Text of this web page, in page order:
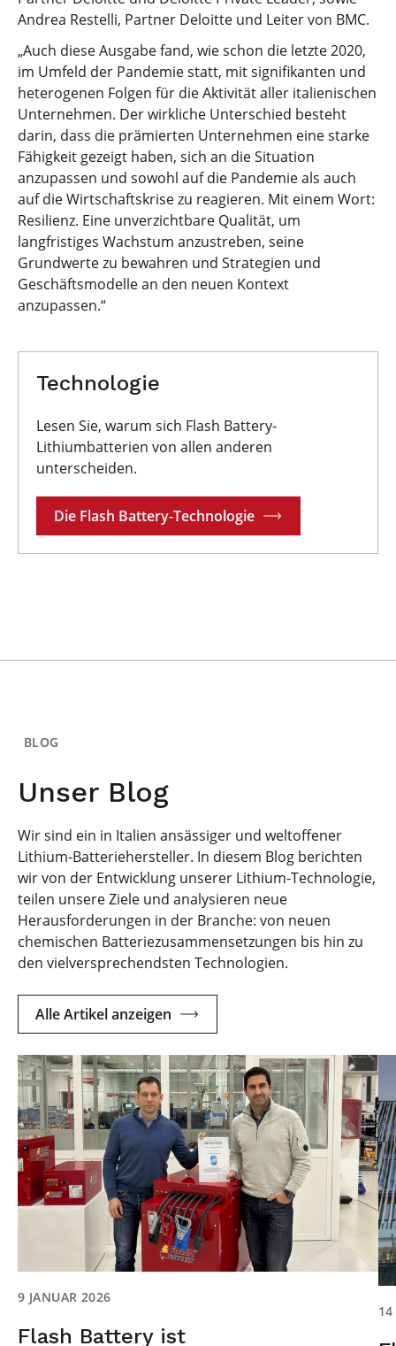
Andrea Restelli, Partner Deloitte und Leiter von BMC.
„Auch diese Ausgabe fand, wie schon die letzte 2020,
im Umfeld der Pandemie statt, mit signifikanten und
heterogenen Folgen für die Aktivität aller italienischen
Unternehmen. Der wirkliche Unterschied besteht
darin, dass die prämierten Unternehmen eine starke
Fähigkeit gezeigt haben, sich an die Situation
anzupassen und sowohl auf die Pandemie als auch
auf die Wirtschaftskrise zu reagieren. Mit einem Wort:
Resilienz. Eine unverzichtbare Qualität, um
langfristiges Wachstum anzustreben, seine
Grundwerte zu bewahren und Strategien und
Geschäftsmodelle an den neuen Kontext
anzupassen.“
Technologie
Lesen Sie, warum sich Flash Battery-
Lithiumbatterien von allen anderen
unterscheiden.
Die Flash Battery-Technologie
BLOG
Unser Blog
Wir sind ein in Italien ansässiger und weltoffener
Lithium-Batteriehersteller. In diesem Blog berichten
wir von der Entwicklung unserer Lithium-Technologie,
teilen unsere Ziele und analysieren neue
Herausforderungen in der Branche: von neuen
chemischen Batteriezusammensetzungen bis hin zu
den vielversprechendsten Technologien.
Alle Artikel anzeigen
9 JANUAR 2026
Flash Battery ist